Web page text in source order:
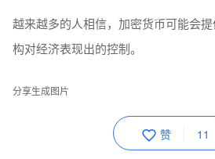
越来越多的人相信，加密货币可能会
构对经济表现出的控制。
分享生成图片
赞 11